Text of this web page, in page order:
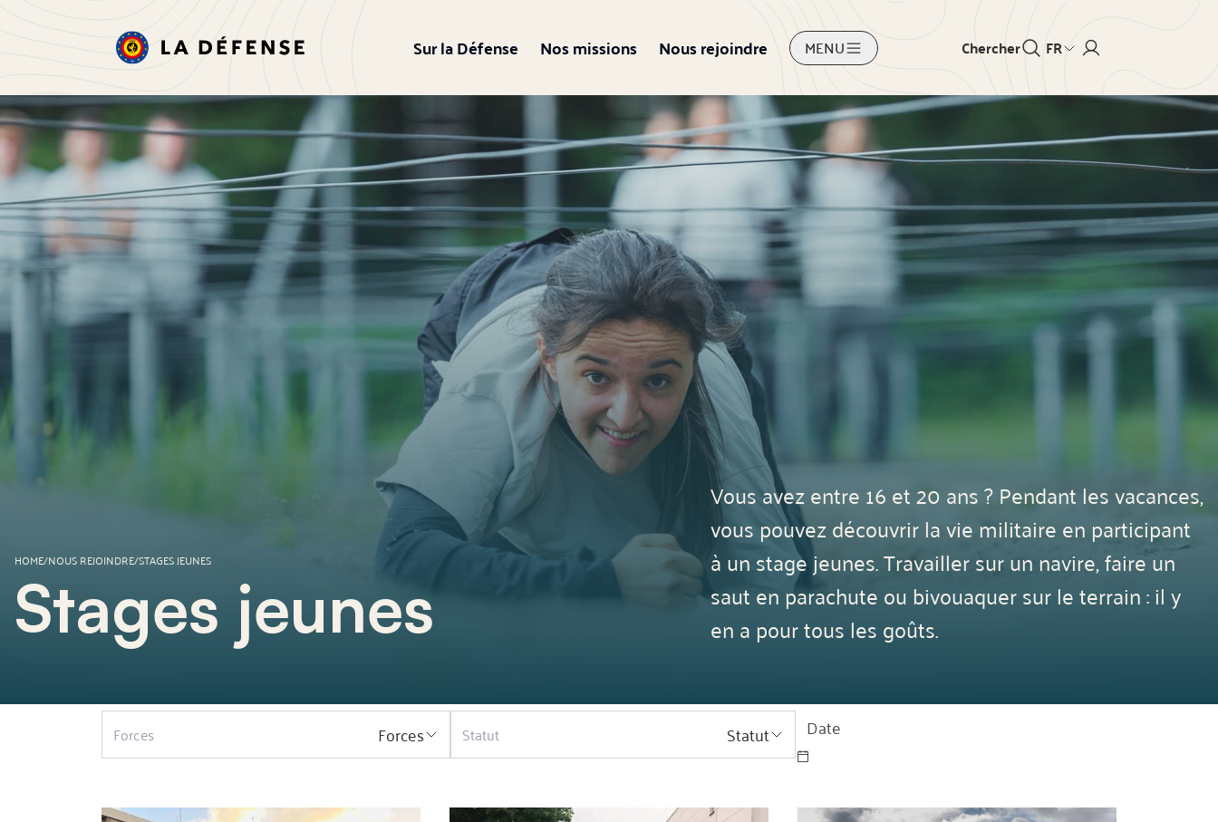
Sur la Défense Nos missions Nous rejoindre MENU Chercher FR
HOME/NOUS REJOINDRE/STAGES JEUNES
Stages jeunes
Vous avez entre 16 et 20 ans ? Pendant les vacances,
vous pouvez découvrir la vie militaire en participant
à un stage jeunes. Travailler sur un navire, faire un
saut en parachute ou bivouaquer sur le terrain : il y
en a pour tous les goûts.
Forces Statut